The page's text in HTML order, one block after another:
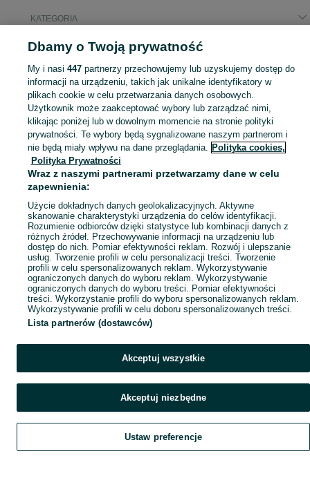
KATEGORIA
Popularne wyszukiwania
szczeniaki pies
Bezpłatna adopcja i oddanie psów Koszalin ▶️ Szczenięta i dorosłe psy rasowe oraz mieszańce ☝ Sprawdź aktualne oferty i znajdź przyjaciela na OLX.pl! Zobacz
Mapa kategorii
Mapa miejscowości
Szukaj Obserwujesz Dodaj Czat Konto
Dbamy o Twoją prywatność
My i nasi 447partnerzy przechowujemy lub uzyskujemy dostęp do
informacji na urządzeniu, takich jak unikalne identyfikatory w
plikach cookie w celu przetwarzania danych osobowych.
Użytkownik może zaakceptować wybory lub zarządzać nimi,
klikając poniżej lub w dowolnym momencie na stronie polityki
prywatności. Te wybory będą sygnalizowane naszym partnerom i
nie będą miały wpływu na dane przeglądania. Polityka cookies,
Polityka Prywatności
Wraz z naszymi partnerami przetwarzamy dane w celu
zapewnienia:
Użycie dokładnych danych geolokalizacyjnych. Aktywne
skanowanie charakterystyki urządzenia do celów identyfikacji.
Rozumienie odbiorców dzięki statystyce lub kombinacji danych z
różnych źródeł. Przechowywanie informacji na urządzeniu lub
dostęp do nich. Pomiar efektywności reklam. Rozwój i ulepszanie
usług. Tworzenie profili w celu personalizacji treści. Tworzenie
profili w celu spersonalizowanych reklam. Wykorzystywanie
ograniczonych danych do wyboru reklam. Wykorzystywanie
ograniczonych danych do wyboru treści. Pomiar efektywności
treści. Wykorzystanie profili do wyboru spersonalizowanych reklam.
Wykorzystywanie profili w celu doboru spersonalizowanych treści.
Lista partnerów (dostawców)
Akceptuj wszystkie
Akceptuj niezbędne
Ustaw preferencje